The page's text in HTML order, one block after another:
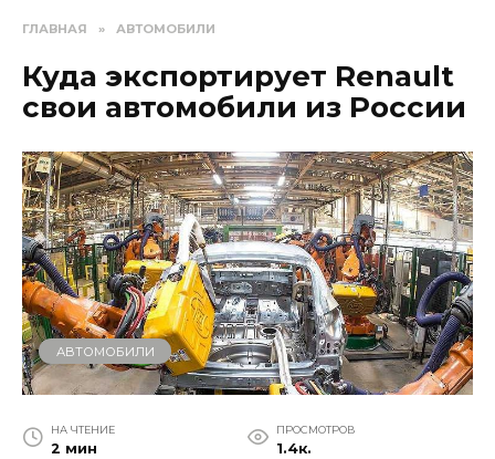
ГЛАВНАЯ » АВТОМОБИЛИ
Куда экспортирует Renault
свои автомобили из России
АВТОМОБИЛИ
НА ЧТЕНИЕ
2 мин
ПРОСМОТРОВ
1.4к.